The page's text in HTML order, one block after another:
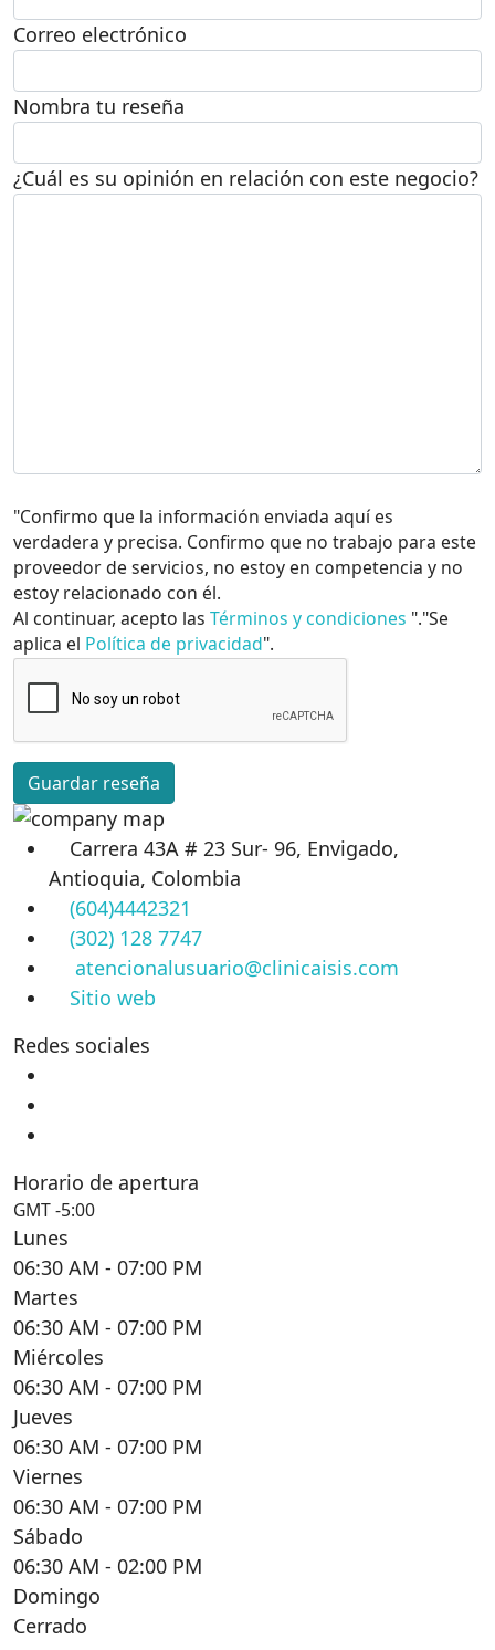
Correo electrónico
Nombra tu reseña
¿Cuál es su opinión en relación con este negocio?
"Confirmo que la información enviada aquí es
verdadera y precisa. Confirmo que no trabajo para este
proveedor de servicios, no estoy en competencia y no
estoy relacionado con él.
Al continuar, acepto las Términos y condiciones "."Se
aplica el Política de privacidad".
Guardar reseña
Carrera 43A # 23 Sur- 96, Envigado,
Antioquia, Colombia
(604)4442321
(302) 128 7747
atencionalusuario@clinicaisis.com
Sitio web
Redes sociales
Horario de apertura
GMT -5:00
Lunes
06:30 AM - 07:00 PM
Martes
06:30 AM - 07:00 PM
Miércoles
06:30 AM - 07:00 PM
Jueves
06:30 AM - 07:00 PM
Viernes
06:30 AM - 07:00 PM
Sábado
06:30 AM - 02:00 PM
Domingo
Cerrado